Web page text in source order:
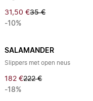
31,50 €35 €
-10%
SALAMANDER
Slippers met open neus
182 €222 €
-18%